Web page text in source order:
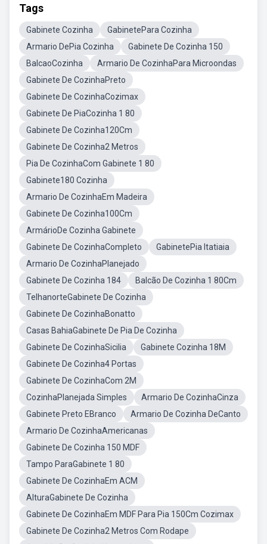
Tags
Gabinete Cozinha
GabinetePara Cozinha
Armario DePia Cozinha
Gabinete De Cozinha 150
BalcaoCozinha
Armario De CozinhaPara Microondas
Gabinete De CozinhaPreto
Gabinete De CozinhaCozimax
Gabinete De PiaCozinha 1 80
Gabinete De Cozinha120Cm
Gabinete De Cozinha2 Metros
Pia De CozinhaCom Gabinete 1 80
Gabinete180 Cozinha
Armario De CozinhaEm Madeira
Gabinete De Cozinha100Cm
ArmárioDe Cozinha Gabinete
Gabinete De CozinhaCompleto
GabinetePia Itatiaia
Armario De CozinhaPlanejado
Gabinete De Cozinha 184
Balcão De Cozinha 1 80Cm
TelhanorteGabinete De Cozinha
Gabinete De CozinhaBonatto
Casas BahiaGabinete De Pia De Cozinha
Gabinete De CozinhaSicilia
Gabinete Cozinha 18M
Gabinete De Cozinha4 Portas
Gabinete De CozinhaCom 2M
CozinhaPlanejada Simples
Armario De CozinhaCinza
Gabinete Preto EBranco
Armario De Cozinha DeCanto
Armario De CozinhaAmericanas
Gabinete De Cozinha 150 MDF
Tampo ParaGabinete 1 80
Gabinete De CozinhaEm ACM
AlturaGabinete De Cozinha
Gabinete De CozinhaEm MDF Para Pia 150Cm Cozimax
Gabinete De Cozinha2 Metros Com Rodape